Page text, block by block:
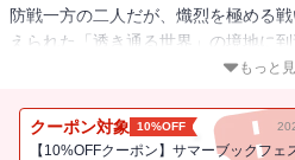
防戦一方の二人だが、熾烈を極める
えられた「透き通る世界」の境地に
もっと
クーポン対象 10%OFF
【10%OFFクーポン】サマーブックフェ